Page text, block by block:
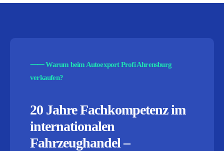
⸺Warum beim Autoexport Profi Ahrensburg
verkaufen?
20 Jahre Fachkompetenz im
internationalen
Fahrzeughandel –